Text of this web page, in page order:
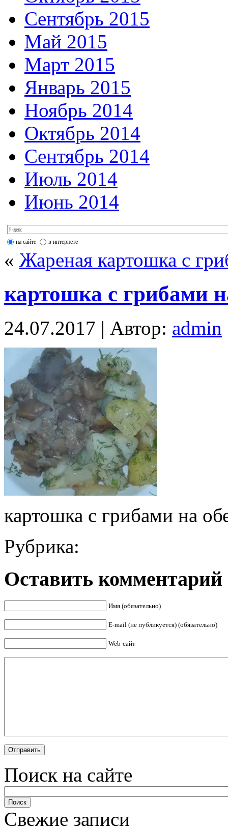
Сентябрь 2015
Май 2015
Март 2015
Январь 2015
Ноябрь 2014
Октябрь 2014
Сентябрь 2014
Июль 2014
Июнь 2014
на сайте в интернете
« Жареная картошка с
картошка с грибами
24.07.2017 | Автор: admin
картошка с грибами на
Рубрика:
Оставить комментарий
Имя (обязательно)
E-mail (не публикуется) (обязательно)
Web-сайт
Поиск на сайте
Свежие записи